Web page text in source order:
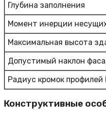
Глубина заполнения
Момент инерции
Максимальная высота
Допустимый наклон
Радиус кромок
Конструктивные